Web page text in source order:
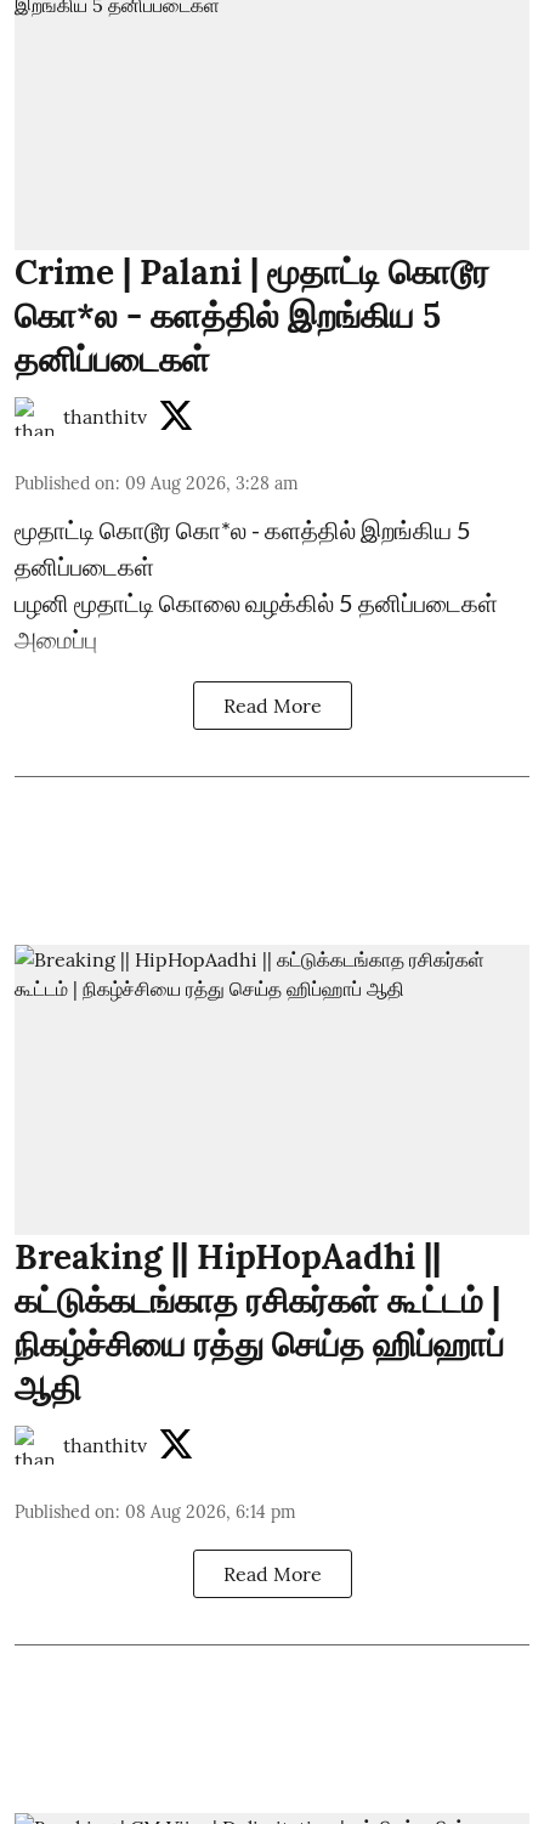
Crime | Palani | மூதாட்டி கொடூர
கொ*ல - களத்தில் இறங்கிய 5
தனிப்படைகள்
thanthitv
Published on: 09 Aug 2026, 3:28 am
மூதாட்டி கொடூர கொ*ல - களத்தில் இறங்கிய 5
தனிப்படைகள்
பழனி மூதாட்டி கொலை வழக்கில் 5 தனிப்படைகள்
அமைப்பு
Read More
Breaking || HipHopAadhi ||
கட்டுக்கடங்காத ரசிகர்கள் கூட்டம் |
நிகழ்ச்சியை ரத்து செய்த ஹிப்ஹாப்
ஆதி
thanthitv
Published on: 08 Aug 2026, 6:14 pm
Read More